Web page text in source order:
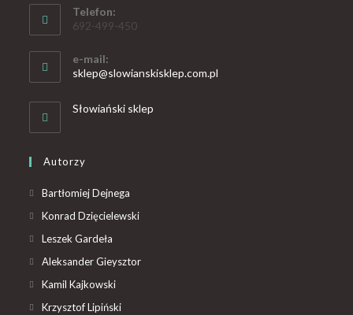
Telefon:
692-499-450
e-mail:
sklep@slowianskisklep.com.pl
Słowiański sklep
Autorzy
Bartłomiej Dejnega
Konrad Dzięcielewski
Leszek Gardeła
Aleksander Gieysztor
Kamil Kajkowski
Krzysztof Lipiński